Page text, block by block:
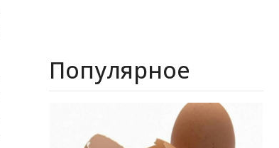
Популярное